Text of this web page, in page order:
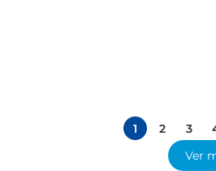
1 2 3
Ver